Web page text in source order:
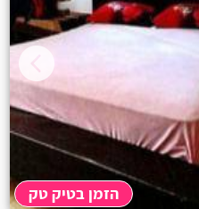
הזמן בטיק טק